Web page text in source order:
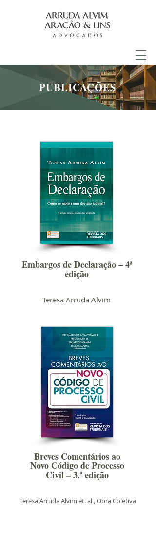
PUBLICAÇÕES
Embargos de Declaração – 4ª
edição
Teresa Arruda Alvim
Breves Comentários ao
Novo Código de Processo
Civil – 3.ª edição
Teresa Arruda Alvim et. al., Obra Coletiva